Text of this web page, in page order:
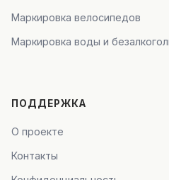
Маркировка велосипедов
Маркировка воды и
ПОДДЕРЖКА
О проекте
Контакты